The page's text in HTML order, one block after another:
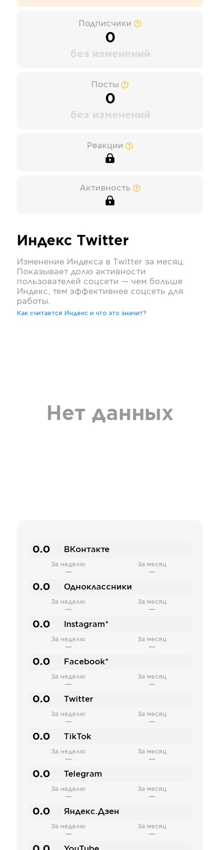
Подписчики
0
без изменений
Посты
0
без изменений
Реакции
Активность
Индекс Twitter
Изменение Индекса в Twitter за месяц.
Показывает долю активности
пользователей соцсети — чем больше
Индекс, тем эффективнее соцсеть для
работы.
Как считается Индекс и что это значит?
Нет данных
0.0 ВКонтакте
За неделю
—
За месяц
—
0.0 Одноклассники
За неделю
—
За месяц
—
0.0 Instagram*
За неделю
—
За месяц
—
0.0 Facebook*
За неделю
—
За месяц
—
0.0 Twitter
За неделю
—
За месяц
—
0.0 TikTok
За неделю
—
За месяц
—
0.0 Telegram
За неделю
—
За месяц
—
0.0 Яндекс.Дзен
За неделю
—
За месяц
—